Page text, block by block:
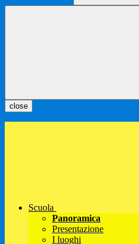
close
Scuola
Panoramica
Presentazione
I luoghi